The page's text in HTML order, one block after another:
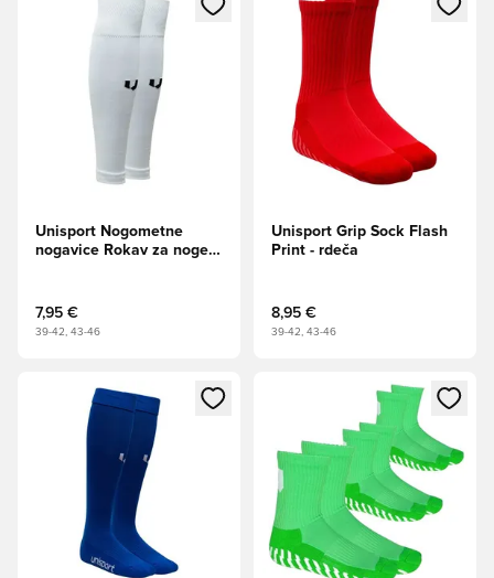
Unisport Nogometne
nogavice Rokav za noge -
7,95 €
39-42, 43-46
Unisport Grip Sock Flash
Print - rdeča
8,95 €
39-42, 43-46
Odpre Modal za prijavo ali vpis kot članOdpre Modal za prijavo ali